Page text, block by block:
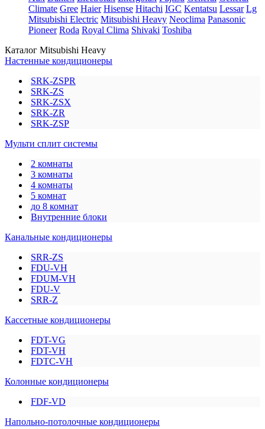
Climate Gree Haier Hisense Hitachi IGC Kentatsu Lessar Lg
Mitsubishi Electric Mitsubishi Heavy Neoclima Panasonic
Pioneer Roda Royal Clima Shivaki Toshiba
Каталог Mitsubishi Heavy
Настенные кондиционеры
SRK-ZSPR
SRK-ZS
SRK-ZSX
SRK-ZR
SRK-ZSP
Мульти сплит системы
2 комнаты
3 комнаты
4 комнаты
5 комнат
до 8 комнат
Внутренние блоки
Канальные кондиционеры
SRR-ZS
FDU-VH
FDUM-VH
FDU-V
SRR-Z
Кассетные кондиционеры
FDT-VG
FDT-VH
FDTC-VH
Колонные кондиционеры
FDF-VD
Напольно-потолочные кондиционеры